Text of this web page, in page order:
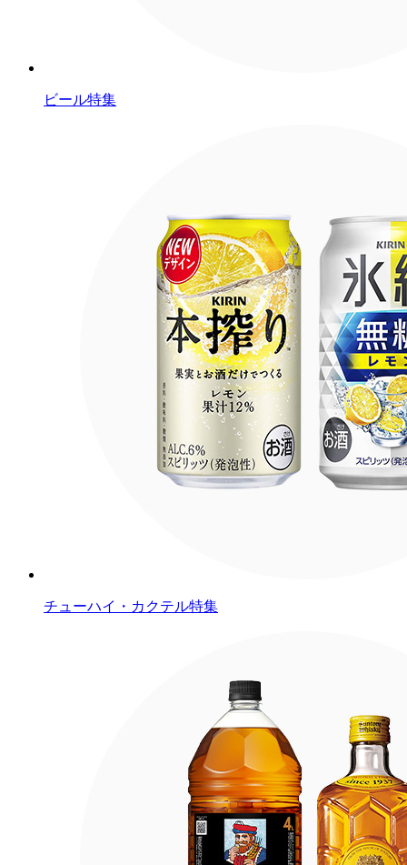
ビール特集
チューハイ・カクテル特集